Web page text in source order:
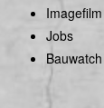
Imagefilm
Jobs
Bauwatch